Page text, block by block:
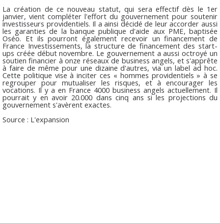
La création de ce nouveau statut, qui sera effectif dès le 1er
janvier, vient compléter l'effort du gouvernement pour soutenir
investisseurs providentiels. Il a ainsi décidé de leur accorder aussi
les garanties de la banque publique d'aide aux PME, baptisée
Oséo. Et ils pourront également recevoir un financement de
France Investissements, la structure de financement des start-
ups créée début novembre. Le gouvernement a aussi octroyé un
soutien financier à onze réseaux de business angels, et s'apprête
à faire de même pour une dizaine d'autres, via un label ad hoc.
Cette politique vise à inciter ces « hommes providentiels » à se
regrouper pour mutualiser les risques, et à encourager les
vocations. Il y a en France 4000 business angels actuellement. Il
pourrait y en avoir 20.000 dans cinq ans si les projections du
gouvernement s'avèrent exactes.
Source : L'expansion